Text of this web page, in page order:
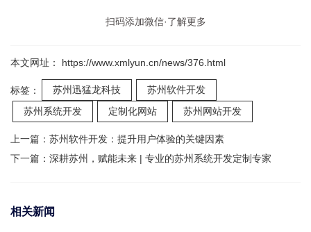
扫码添加微信·了解更多
本文网址： https://www.xmlyun.cn/news/376.html
标签： 苏州迅猛龙科技
苏州软件开发
苏州系统开发
定制化网站 苏州网站开发
上一篇： 苏州软件开发：提升用户体验的关键因素
下一篇： 深耕苏州，赋能未来 | 专业的苏州系统开发定制专家​
相关新闻